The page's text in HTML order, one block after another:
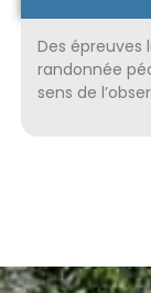
Des épreuves
randonnée
sens de